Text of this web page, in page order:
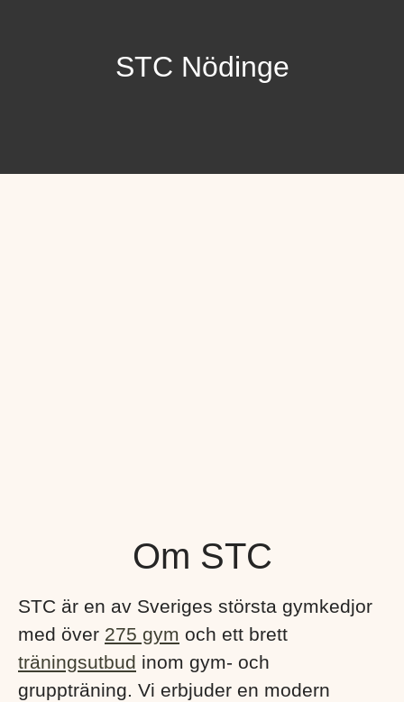
STC Nödinge
Om STC
STC är en av Sveriges största gymkedjor
med över 275 gym och ett brett
träningsutbud inom gym- och
gruppträning. Vi erbjuder en modern